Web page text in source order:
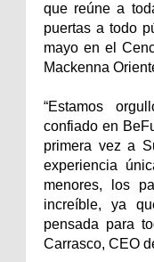
que reúne a
puertas a todo
mayo en el
Mackenna
“Estamos
confiado en
primera vez a
experiencia
menores, los
increíble, ya
pensada para
Carrasco, CEO